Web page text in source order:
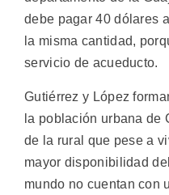
debe pagar 40 dólares
la misma cantidad,
servicio de acueducto.
Gutiérrez y López
la población urbana de
de la rural que pese a
mayor disponibilidad
mundo no cuentan con